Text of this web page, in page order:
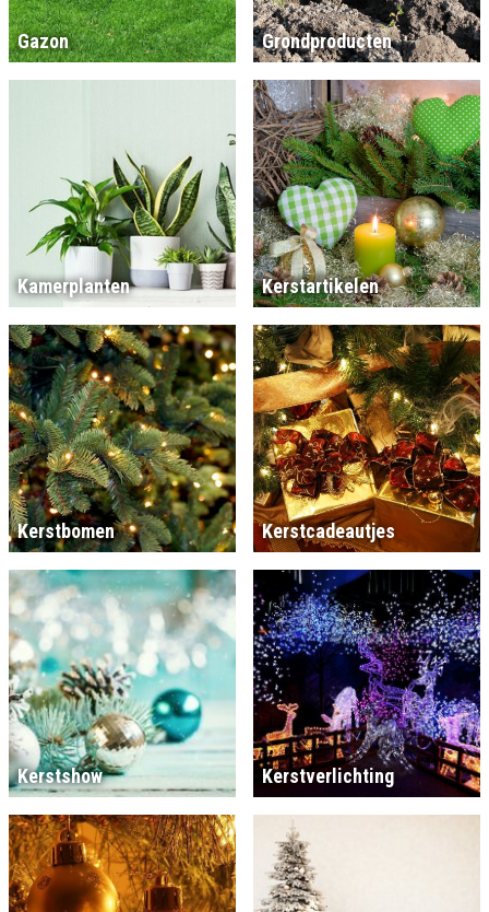
Gazon Grondproducten
Kamerplanten Kerstartikelen
Kerstbomen Kerstcadeautjes
Kerstshow Kerstverlichting